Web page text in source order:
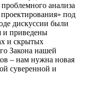
анализа
под
дискуссии были
и приведены
и скрытых
Закона нашей
– нам нужна новая
суверенной и